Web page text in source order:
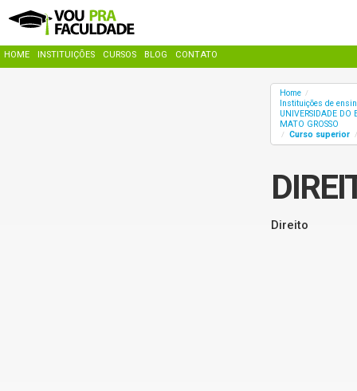
HOME INSTITUIÇÕES CURSOS BLOG CONTATO
Home /
Instituições de
UNIVERSIDADE DO
MATO GROSSO
/ Curso superior /
Direito